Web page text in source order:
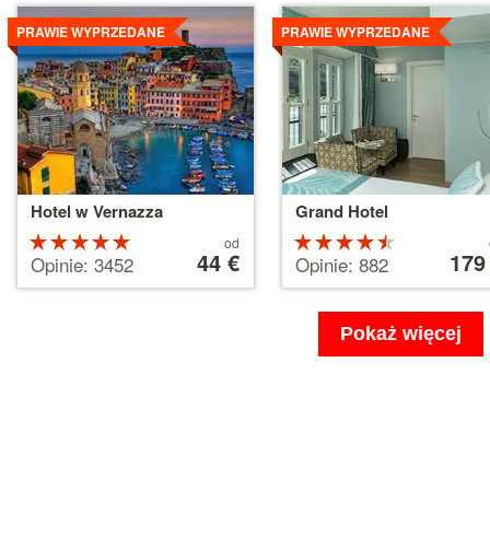
Hotel w Vernazza
PRAWIE WYPRZEDANE
5 na 5
gwiazdek
Opinie: 3452
od
44 €
Szczegóły
Grand Hotel
PRAWIE WYPRZEDANE
4.5 na 5
gwiazdek
Opinie: 882 179 €
Szczegóły
Pokaż więcej